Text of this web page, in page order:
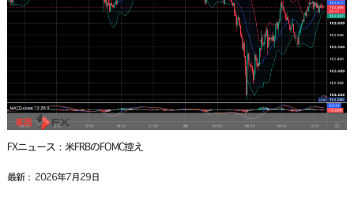
FXニュース：米FRBのFOMC控え
最新： 2026年7月29日